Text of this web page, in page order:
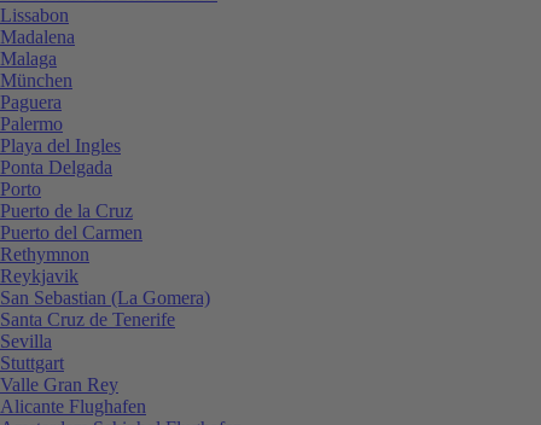
Lissabon
Madalena
Malaga
München
Paguera
Palermo
Playa del Ingles
Ponta Delgada
Porto
Puerto de la Cruz
Puerto del Carmen
Rethymnon
Reykjavik
San Sebastian (La Gomera)
Santa Cruz de Tenerife
Sevilla
Stuttgart
Valle Gran Rey
Alicante Flughafen